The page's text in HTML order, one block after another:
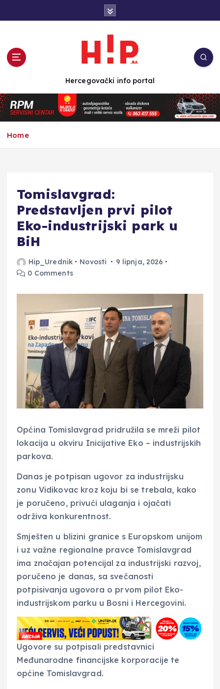
n
t
e
Hercegovački info portal
Home
Tomislavgrad:
Predstavljen prvi pilot
Eko-industrijski park u
BiH
Hip_Urednik Novosti
9 lipnja, 2026
0 Comments
Općina Tomislavgrad pridružila se mreži pilot
lokacija u okviru Inicijative Eko – industrijskih
parkova.
Danas je potpisan ugovor za industrijsku
zonu Vidikovac kroz koju bi se trebala, kako
je poručeno, privući ulaganja i ojačati
održiva konkurentnost.
Smješten u blizini granice s Europskom unijom
i uz važne regionalne pravce Tomislavgrad
ima značajan potencijal za industrijski razvoj,
poručeno je danas, sa svečanosti
potpisivanja ugovora o prvom pilot Eko-
industrijskom parku u Bosni i Hercegovini.
Ugovore su potpisali predstavnici
Međunarodne financijske korporacije te
općine Tomislavgrad.